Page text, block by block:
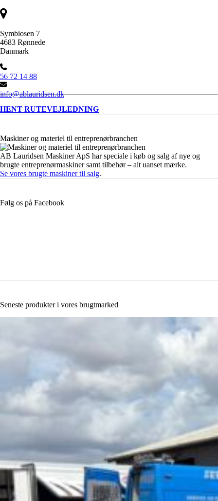
Symbiosen 7
4683 Rønnede
Danmark
56 72 14 88
info@ablauridsen.dk
HENT RUTEVEJLEDNING
Maskiner og materiel til entreprenørbranchen
AB Lauridsen Maskiner ApS har speciale i køb og salg af nye og
brugte entreprenørmaskiner samt tilbehør – alt uanset mærke.
Se vores brugte maskiner til salg.
Følg os på Facebook
Seneste produkter i vores brugtmarked